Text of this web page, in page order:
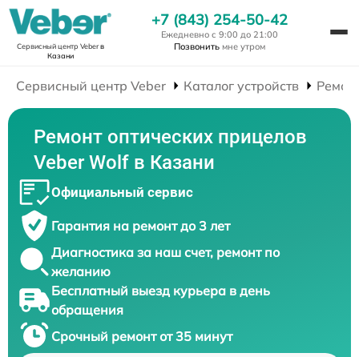
Сервисный центр Veberв
Казани
+7 (843) 254-50-42
Ежедневно с 9:00 до 21:00
Позвонить мне утром
Сервисный центр Veber Каталог устройств
Ремонт оптических прицелов
Veber Wolf в Казани
Официальный сервис
Гарантия на ремонт до 3 лет
Диагностика за наш счет, ремонт по
желанию
Бесплатный выезд курьера в день
обращения
Срочный ремонт от 35 минут